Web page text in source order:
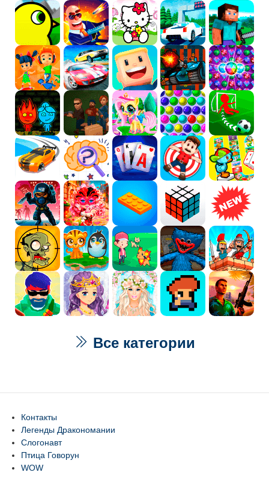
Все категории
Контакты
Легенды Дракономании
Слогонавт
Птица Говорун
WOW